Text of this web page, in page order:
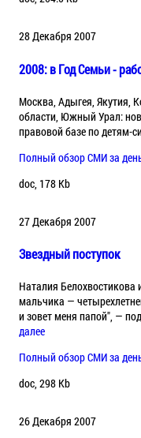
28 Декабря 2007
2008: в Год Семьи -
Москва, Адыгея, Якутия,
области, Южный Урал:
правовой базе по детям-
Полный обзор СМИ за
doc, 178 Kb
27 Декабря 2007
Звездный поступок
Наталия
мальчика —
и зовет меня папой", —
далее
Полный обзор СМИ за
doc, 298 Kb
26 Декабря 2007